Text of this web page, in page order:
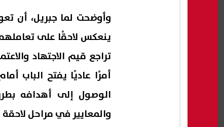
وأوضحت لما جبريل، أن
ينعكس لاحقًا على
تراجع قيم الاجتهاد
أمرًا عاديًا يفتح الباب
الوصول إلى أهدافه
والمعايير في مراحل